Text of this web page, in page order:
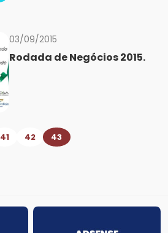
03/09/2015
Rodada de Negócios 2015.
41 42 43